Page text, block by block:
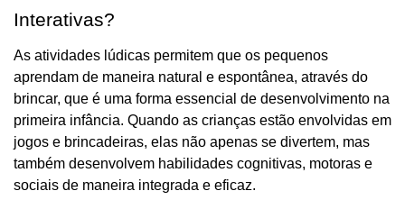
Interativas?
As atividades lúdicas permitem que os pequenos
aprendam de maneira natural e espontânea, através do
brincar, que é uma forma essencial de desenvolvimento na
primeira infância. Quando as crianças estão envolvidas em
jogos e brincadeiras, elas não apenas se divertem, mas
também desenvolvem habilidades cognitivas, motoras e
sociais de maneira integrada e eficaz.